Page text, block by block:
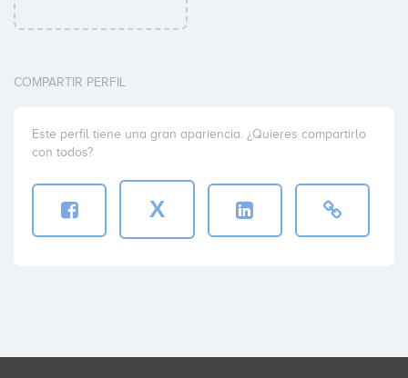
COMPARTIR PERFIL
Este perfil tiene una gran apariencia. ¿Quieres compartirlo
con todos?
X